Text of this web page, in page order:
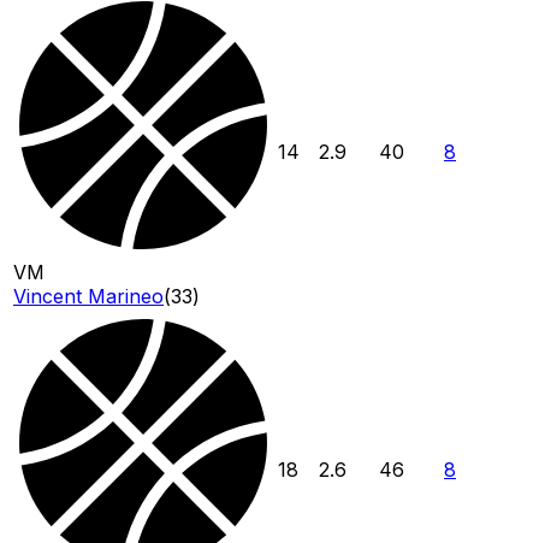
VM
Vincent Marineo(33)
14 2.9 40 8
18 2.6 46 8